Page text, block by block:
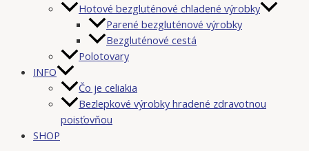
Hotové bezgluténové chladené výrobky
Parené bezgluténové výrobky
Bezgluténové cestá
Polotovary
INFO
Čo je celiakia
Bezlepkové výrobky hradené zdravotnou
poisťovňou
SHOP